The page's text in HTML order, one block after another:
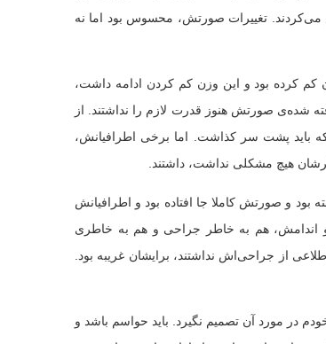
می‌کردند. تغییرات صورتش، محسوس بود اما نه
کردن سیم‌ها رسیده بود. در این ۴۰ روز حدود ۱۵ کیلو وزن کم کرده بود و این وزن کم کردن ادامه داشت،
شده‌ی صورتش هنوز قدرت لازم را نداشتند. از
باید پشت سر کذاشت. اما برخی اطرافیانش،
هیچ مشکلی نداشت، داشتند.
و صورتش کاملا جا افتاده بود و اطرافیانش
و اندامش، هم به خاطر جراحی و هم به خاطری
از جراحی‌اش نداشتند، برایشان غریبه بود.
در مورد آن تصمیم نگیرد. باید حواسم باشد و